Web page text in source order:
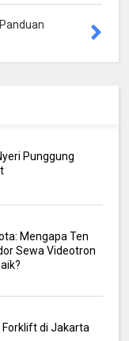
Punggung
Mengapa Ten
Sewa Videotron
Forklift di Jakarta